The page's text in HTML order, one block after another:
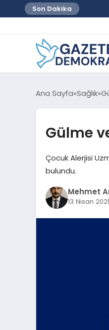
Son Dakika
Ana Sayfa Sağlık
Gülme
Çocuk Alerjisi
bulundu.
Mehmet
13 Nisan